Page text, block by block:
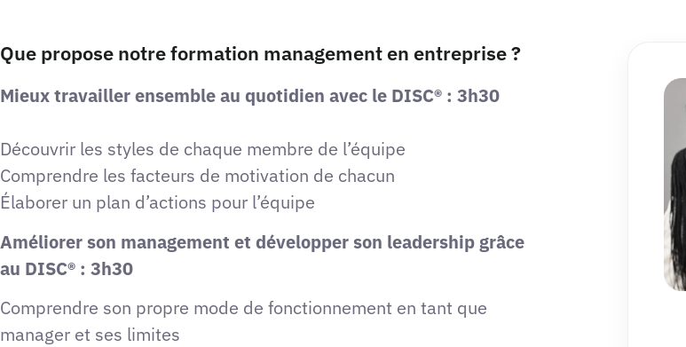
Que propose notre formation management en entreprise ?
Mieux travailler ensemble au quotidien avec le DISC® : 3h30
Découvrir les styles de chaque membre de l’équipe
Comprendre les facteurs de motivation de chacun
Élaborer un plan d’actions pour l’équipe
Améliorer son management et développer son leadership grâce
au DISC® : 3h30
Comprendre son propre mode de fonctionnement en tant que
manager et ses limites